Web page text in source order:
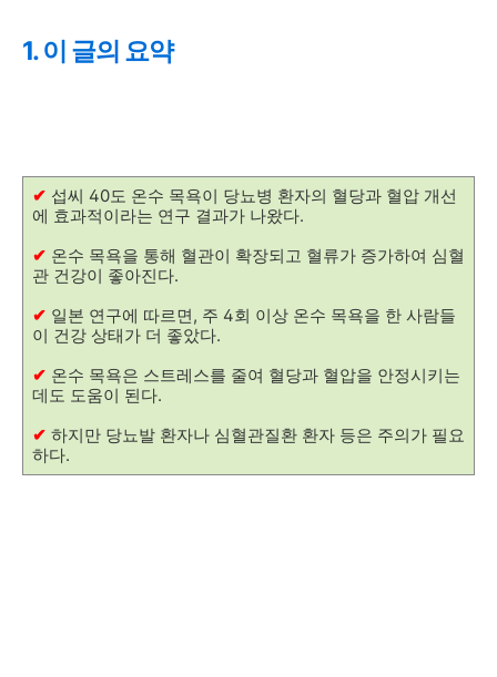
1. 이 글의 요약
✔ 섭씨 40도 온수 목욕이 당뇨병 환자의 혈당과 혈압 개선
에 효과적이라는 연구 결과가 나왔다.
✔ 온수 목욕을 통해 혈관이 확장되고 혈류가 증가하여 심혈
관 건강이 좋아진다.
✔ 일본 연구에 따르면, 주 4회 이상 온수 목욕을 한 사람들
이 건강 상태가 더 좋았다.
✔ 온수 목욕은 스트레스를 줄여 혈당과 혈압을 안정시키는
데도 도움이 된다.
✔ 하지만 당뇨발 환자나 심혈관질환 환자 등은 주의가 필요
하다.